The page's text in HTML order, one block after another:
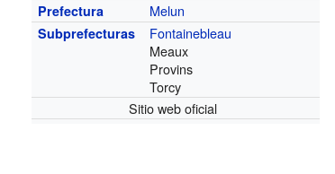
Prefectura Melun
Subprefecturas
Fontainebleau
Meaux
Provins
Torcy
Sitio web oficial